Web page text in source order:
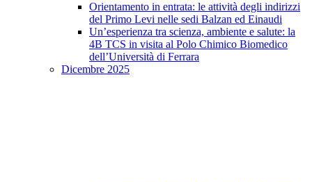
Orientamento in entrata: le attività degli indirizzi
del Primo Levi nelle sedi Balzan ed Einaudi
Un’esperienza tra scienza, ambiente e salute: la
4B TCS in visita al Polo Chimico Biomedico
dell’Università di Ferrara
Dicembre 2025